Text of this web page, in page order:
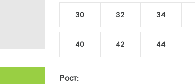
30 32 34
40 42 44
Рост: